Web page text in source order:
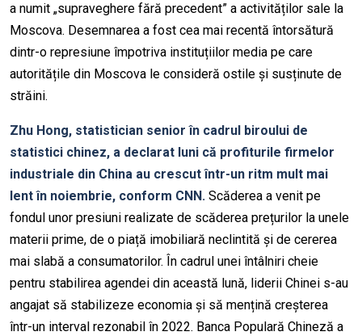
a numit „supraveghere fără precedent” a activităților sale la
Moscova. Desemnarea a fost cea mai recentă întorsătură
dintr-o represiune împotriva instituțiilor media pe care
autoritățile din Moscova le consideră ostile și susținute de
străini.
Zhu Hong, statistician senior în cadrul biroului de
statistici chinez, a declarat luni că profiturile firmelor
industriale din China au crescut într-un ritm mult mai
lent în noiembrie, conform CNN. Scăderea a venit pe
fondul unor presiuni realizate de scăderea prețurilor la unele
materii prime, de o piață imobiliară neclintită și de cererea
mai slabă a consumatorilor. În cadrul unei întâlniri cheie
pentru stabilirea agendei din această lună, liderii Chinei s-au
angajat să stabilizeze economia și să mențină creșterea
într-un interval rezonabil în 2022. Banca Populară Chineză a